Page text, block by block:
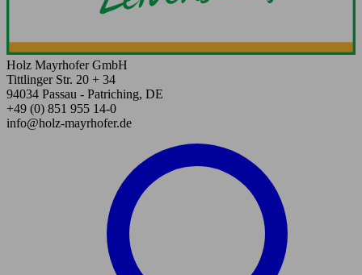
Holz Mayrhofer GmbH
Tittlinger Str. 20 + 34
94034 Passau - Patriching, DE
+49 (0) 851 955 14-0
info@holz-mayrhofer.de